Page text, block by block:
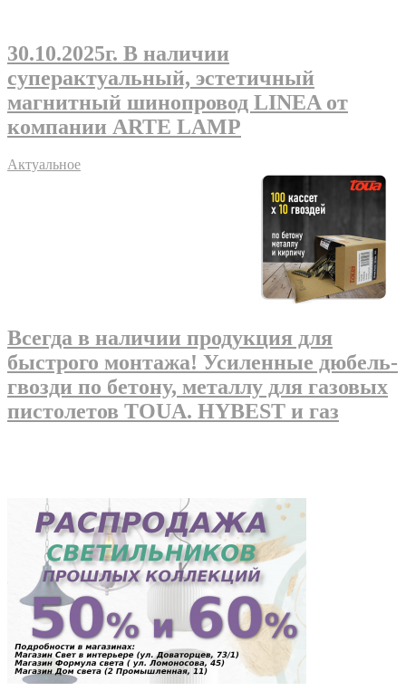
30.10.2025г. В наличии
суперактуальный, эстетичный
магнитный шинопровод LINEA от
компании ARTE LAMP
Актуальное
Всегда в наличии продукция для
быстрого монтажа! Усиленные дюбель-
гвозди по бетону, металлу для газовых
пистолетов TOUA. HYBEST и газ